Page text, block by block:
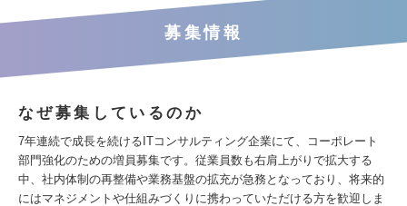
募集情報
なぜ募集しているのか
7年連続で成長を続けるITコンサルティング企業にて、コーポレート
部門強化のための増員募集です。従業員数も右肩上がりで拡大する
中、社内体制の再整備や業務基盤の拡充が急務となっており、将来的
にはマネジメントや仕組みづくりに携わっていただける方を歓迎しま